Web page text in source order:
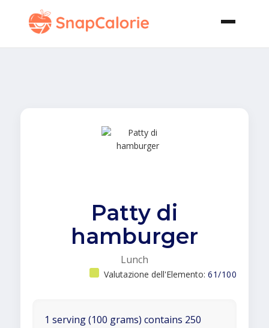
Patty di
hamburger
Lunch
Valutazione dell'Elemento: 61/100
1 serving (100 grams) contains 250